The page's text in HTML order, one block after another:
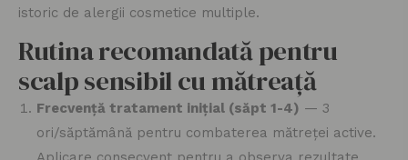
istoric de alergii cosmetice multiple.
Rutina recomandată pentru
scalp sensibil cu mătreață
Frecvență tratament inițial (săpt 1-4) — 3
ori/săptămână pentru combaterea mătreței active.